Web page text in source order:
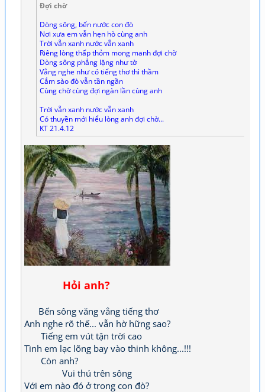
Đợi chờ
Dòng sông, bến nước con đò
Nơi xưa em vẫn hẹn hò cùng anh
Trời vẫn xanh nước vẫn xanh
Riêng lòng thấp thỏm mong manh đợi chờ
Dòng sông phẳng lặng như tờ
Vẳng nghe như có tiếng thơ thì thầm
Cắm sào đò vẫn tần ngần
Cùng chờ cùng đợi ngàn lần cùng anh
Trời vẫn xanh nước vẫn xanh
Có thuyền mới hiểu lòng anh đợi chờ...
KT 21.4.12
Hỏi anh?
Bến sông văng vẳng tiếng thơ
Anh nghe rõ thế... vẫn hờ hững sao?
Tiếng em vút tận trời cao
Tình em lạc lõng bay vào thinh không...!!!
Còn anh?
Vui thú trên sông
Với em nào đó ở trong con đò?